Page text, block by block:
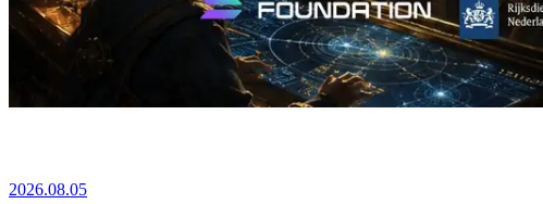
2026.08.05